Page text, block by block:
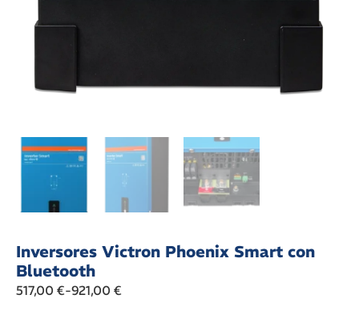
Inversores Victron Phoenix Smart con
Bluetooth
517,00 €-921,00 €